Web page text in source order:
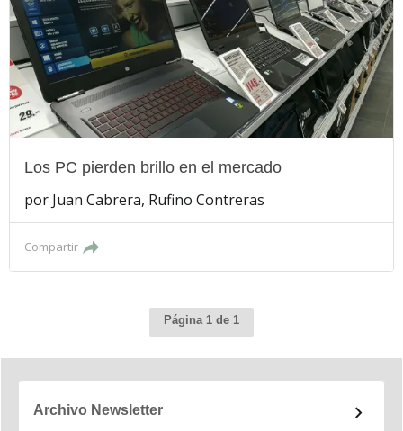
Los PC pierden brillo en el mercado
por Juan Cabrera, Rufino Contreras
Compartir
Página 1 de 1
Archivo Newsletter